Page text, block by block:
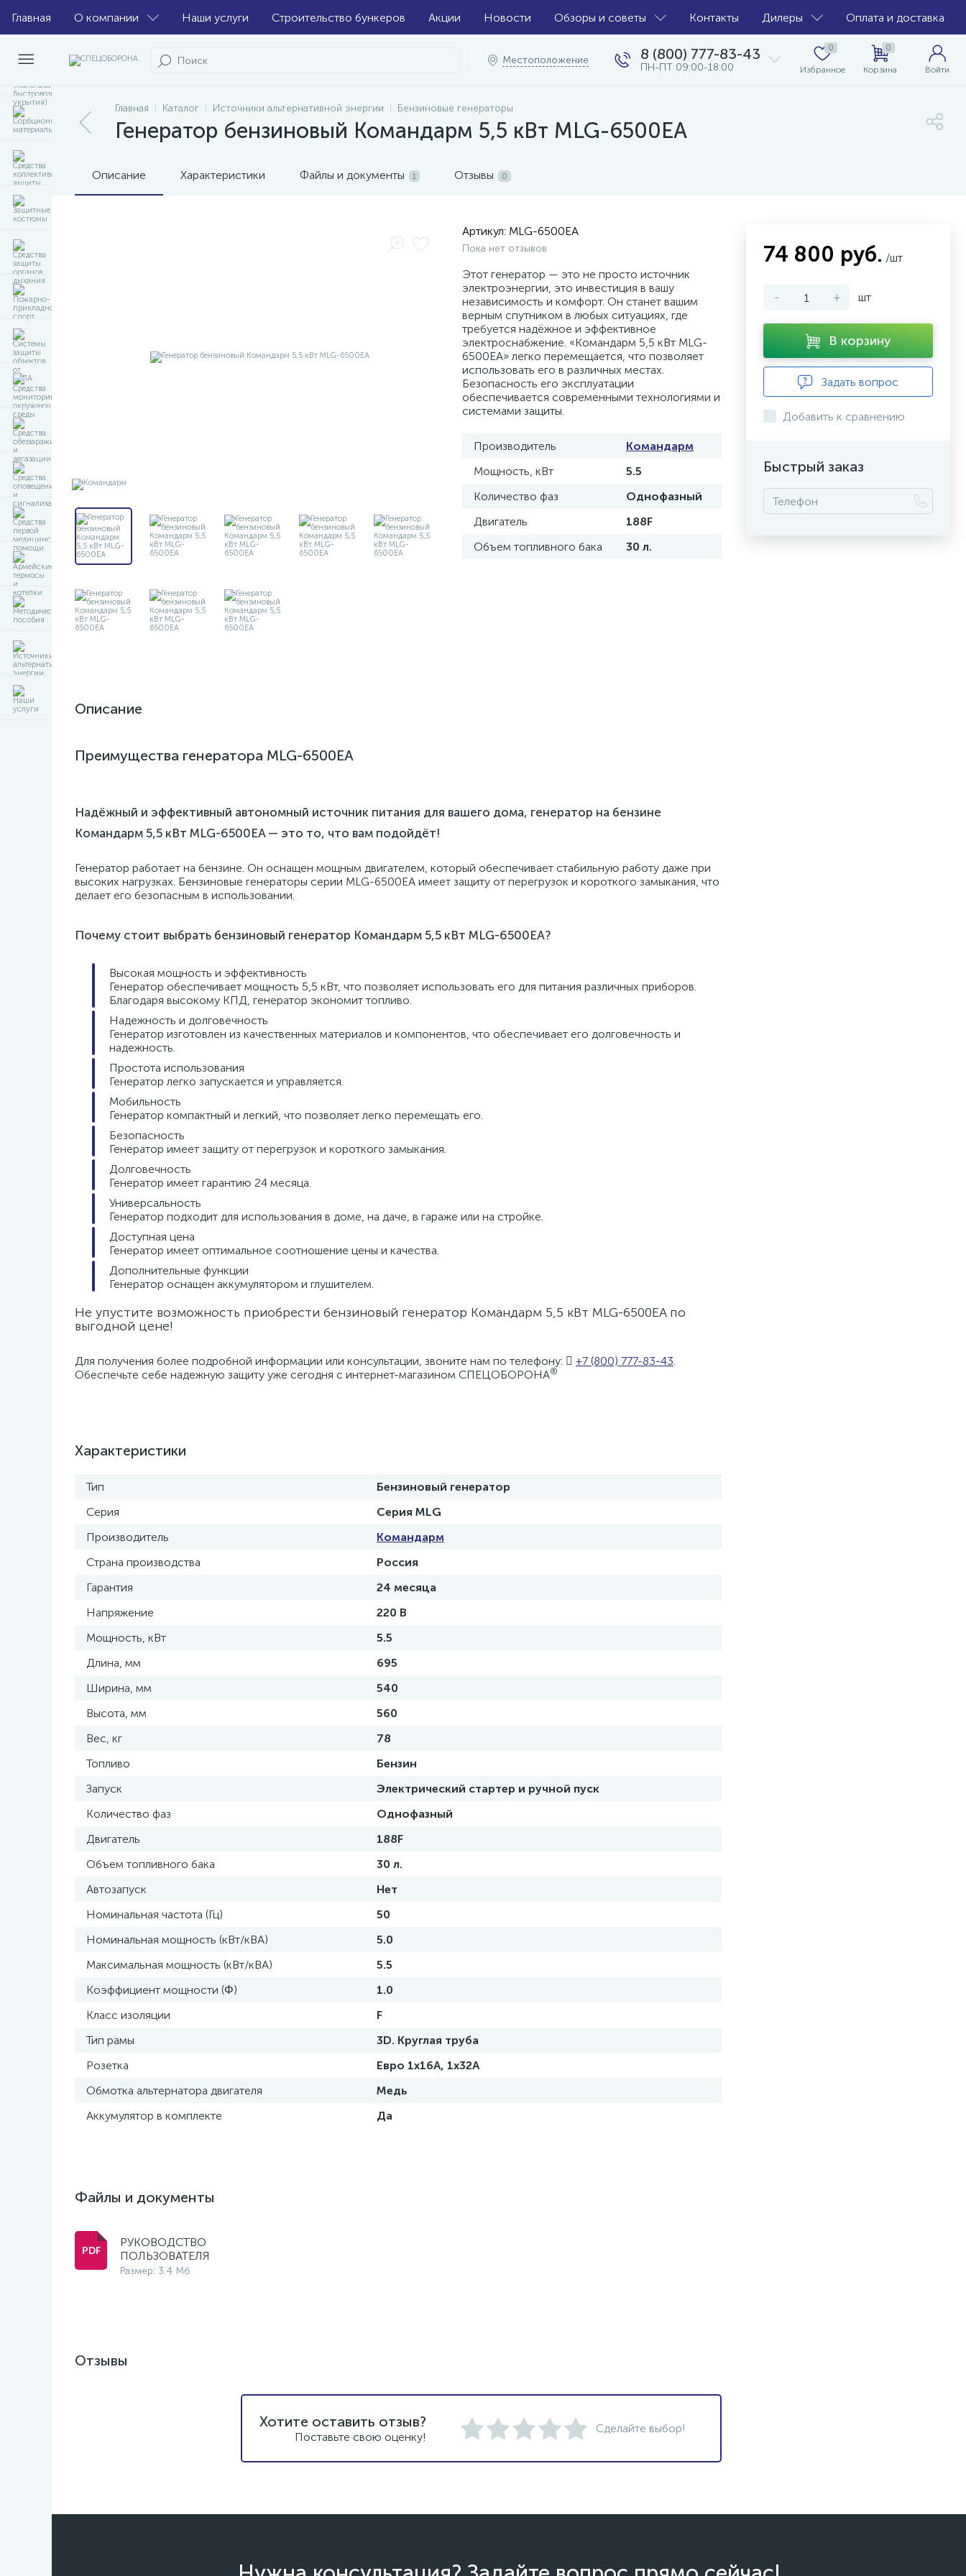
Главная О компании Наши услуги Строительство бункеров Акции Новости Обзоры и советы Контакты Дилеры Оплата и доставка
Местоположение 8 (800) 777-83-43
ПН-ПТ 09:00-18:00
0
Избранное
0
Корзина Войти
Главная Каталог Источники альтернативной энергии Бензиновые генераторы
Генератор бензиновый Командарм 5,5 кВт MLG-6500EA
Описание Характеристики Файлы и документы 1 Отзывы 0
Артикул: MLG-6500EA
Пока нет отзывов
Этот генератор — это не просто источник
электроэнергии, это инвестиция в вашу
независимость и комфорт. Он станет вашим
верным спутником в любых ситуациях, где
требуется надёжное и эффективное
электроснабжение. «Командарм 5,5 кВт MLG-
6500EA» легко перемещается, что позволяет
использовать его в различных местах.
Безопасность его эксплуатации
обеспечивается современными технологиями и
системами защиты.
Производитель
Командарм
Мощность, кВт
5.5
Количество фаз
Однофазный
Двигатель
188F
Объем топливного бака
30 л.
Описание
Преимущества генератора MLG-6500EA
Надёжный и эффективный автономный источник питания для вашего дома, генератор на бензине
Командарм 5,5 кВт MLG-6500EA — это то, что вам подойдёт!
Генератор работает на бензине. Он оснащен мощным двигателем, который обеспечивает стабильную работу даже при
высоких нагрузках. Бензиновые генераторы серии MLG-6500EA имеет защиту от перегрузок и короткого замыкания, что
делает его безопасным в использовании.
Почему стоит выбрать бензиновый генератор Командарм 5,5 кВт MLG-6500EA?
Высокая мощность и эффективность
Генератор обеспечивает мощность 5,5 кВт, что позволяет использовать его для питания различных приборов.
Благодаря высокому КПД, генератор экономит топливо.
Надежность и долговечность
Генератор изготовлен из качественных материалов и компонентов, что обеспечивает его долговечность и
надежность.
Простота использования
Генератор легко запускается и управляется.
Мобильность
Генератор компактный и легкий, что позволяет легко перемещать его.
Безопасность
Генератор имеет защиту от перегрузок и короткого замыкания.
Долговечность
Генератор имеет гарантию 24 месяца.
Универсальность
Генератор подходит для использования в доме, на даче, в гараже или на стройке.
Доступная цена
Генератор имеет оптимальное соотношение цены и качества.
Дополнительные функции
Генератор оснащен аккумулятором и глушителем.
Не упустите возможность приобрести бензиновый генератор Командарм 5,5 кВт MLG-6500EA по
выгодной цене!
Для получения более подробной информации или консультации, звоните нам по телефону: +7 (800) 777-83-43.
Обеспечьте себе надежную защиту уже сегодня с интернет-магазином СПЕЦОБОРОНА®
Характеристики
Тип
Бензиновый генератор
Серия
Серия MLG
Производитель
Командарм
Страна производства
Россия
Гарантия
24 месяца
Напряжение
220 В
Мощность, кВт
5.5
Длина, мм
695
Ширина, мм
540
Высота, мм
560
Вес, кг
78
Топливо
Бензин
Запуск
Электрический стартер и ручной пуск
Количество фаз
Однофазный
Двигатель
188F
Объем топливного бака
30 л.
Автозапуск
Нет
Номинальная частота (Гц)
50
Номинальная мощность (кВт/кВА)
5.0
Максимальная мощность (кВт/кВА)
5.5
Коэффициент мощности (Φ)
1.0
Класс изоляции
F
Тип рамы
3D. Круглая труба
Розетка
Евро 1х16A, 1х32А
Обмотка альтернатора двигателя
Медь
Аккумулятор в комплекте
Да
Файлы и документы
РУКОВОДСТВО
ПОЛЬЗОВАТЕЛЯ
Размер: 3.4 Мб
74 800 руб. /шт
- + шт
В корзину
Задать вопрос
Добавить к сравнению
Быстрый заказ
Отзывы
Хотите оставить отзыв?
Поставьте свою оценку!
Сделайте выбор!